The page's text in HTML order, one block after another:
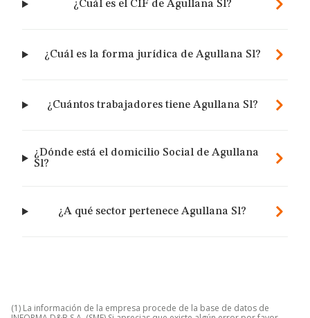
¿Cuál es el CIF de Agullana Sl?
¿Cuál es la forma jurídica de Agullana Sl?
¿Cuántos trabajadores tiene Agullana Sl?
¿Dónde está el domicilio Social de Agullana
Sl?
¿A qué sector pertenece Agullana Sl?
(1) La información de la empresa procede de la base de datos de